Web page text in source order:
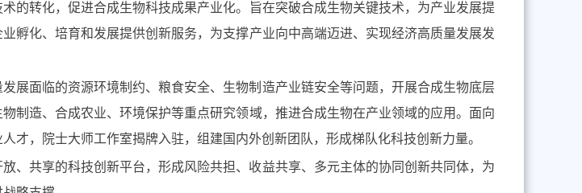
的转化，促进合成生物科技成果产业化。旨在突破合成生物关键技术，为产业发展提
孵化、培育和发展提供创新服务，为支撑产业向中高端迈进、实现经济高质量发展发
展面临的资源环境制约、粮食安全、生物制造产业链安全等问题，开展合成生物底层
制造、合成农业、环境保护等重点研究领域，推进合成生物在产业领域的应用。面向
才，院士大师工作室揭牌入驻，组建国内外创新团队，形成梯队化科技创新力量。
、共享的科技创新平台，形成风险共担、收益共享、多元主体的协同创新共同体，为